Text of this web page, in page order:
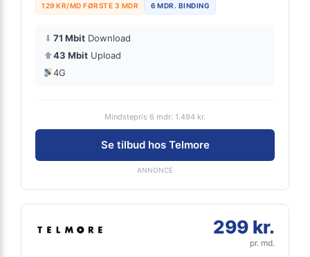
129 KR/MD FØRSTE 3 MDR 6 MDR. BINDING
⬇ 71 Mbit Download
⬆43 Mbit Upload
4G
Mindstepris 6 mdr: 1.494 kr.
Se tilbud hos Telmore
ANNONCE
299 kr.
pr. md.